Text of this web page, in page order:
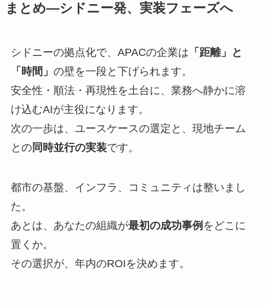
まとめ—シドニー発、実装フェーズへ
シドニーの拠点化で、APACの企業は 「距離」と
「時間」 の壁を一段と下げられます。
安全性・順法・再現性を土台に、業務へ静かに溶
け込むAIが主役になります。
次の一歩は、ユースケースの選定と、現地チーム
との同時並行の実装です。
都市の基盤、インフラ、コミュニティは整いまし
た。
あとは、あなたの組織が最初の成功事例 をどこに
置くか。
その選択が、年内のROIを決めます。